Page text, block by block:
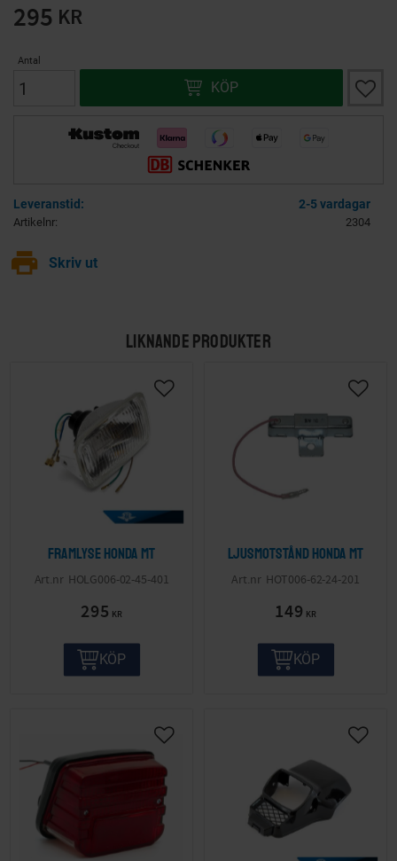
295 KR
Antal
KÖP Lägg
2-5 vardagar
Artikelnr 2304
print Skriv ut
LIKNANDE PRODUKTER
Framlyse Honda MT
HOLG006-02-45-401
295 KR
KÖP
Ljusmotstånd Honda MT
HOT006-62-24-201
149 KR
KÖP